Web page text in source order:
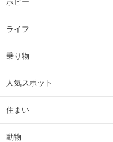
ホビー
ライフ
乗り物
人気スポット
住まい
動物